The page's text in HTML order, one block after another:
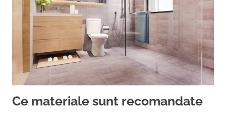
Ce materiale sunt recomandate